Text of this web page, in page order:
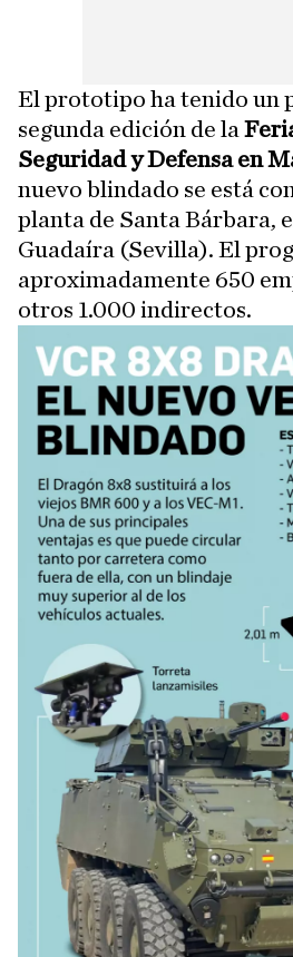
El prototipo ha tenido un
segunda edición de la
Seguridad y Defensa en
nuevo blindado se está
planta de Santa Bárbara,
Guadaíra (Sevilla). El
aproximadamente 650
otros 1.000 indirectos.